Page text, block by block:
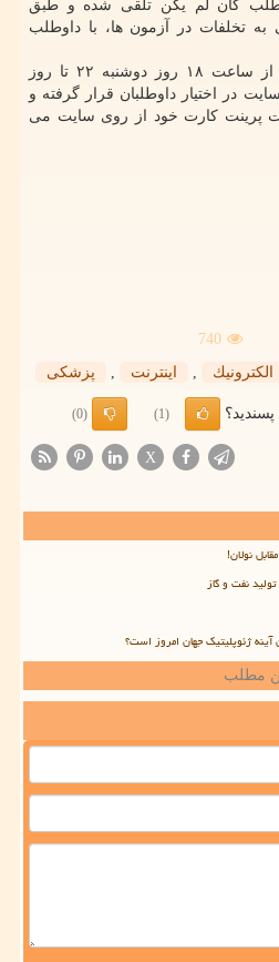
کان لم یکن تلقی شده و طبق
تخلفات در آزمون ها، با داوطلب
کارت ورود به جلسه آزمون از ساعت ۱۸ روز دوشنبه ۲۲ تا روز
از راه سایت در اختیار داوطلبان قرار گرفته و
پرینت کارت خود از روی سایت می
740
الكترونیك اینترنت پزشكی
(1)
(0)
X
نولان!
نفت و گاز
آینه ژئوپلیتیک جهان امروز است؟
مطلب